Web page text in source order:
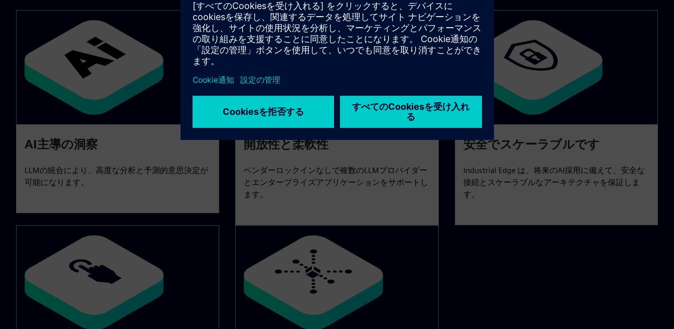
AI主導の洞察
LLMの統合により、高度な分析と予測的意思決定が
可能になります。
開放性と柔軟性
ベンダーロックインなしで複数のLLMプロバイダー
とエンタープライズアプリケーションをサポートし
ます。
安全でスケーラブルです
Industrial Edge は、将来のAI採用に備えて、安全な
接続とスケーラブルなアーキテクチャを保証しま
す。